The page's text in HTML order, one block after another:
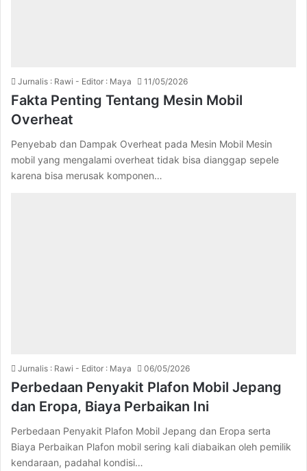
Jurnalis : Rawi - Editor : Maya 11/05/2026
Fakta Penting Tentang Mesin Mobil
Overheat
Penyebab dan Dampak Overheat pada Mesin Mobil Mesin
mobil yang mengalami overheat tidak bisa dianggap sepele
karena bisa merusak komponen…
Jurnalis : Rawi - Editor : Maya 06/05/2026
Perbedaan Penyakit Plafon Mobil Jepang
dan Eropa, Biaya Perbaikan Ini
Perbedaan Penyakit Plafon Mobil Jepang dan Eropa serta
Biaya Perbaikan Plafon mobil sering kali diabaikan oleh pemilik
kendaraan, padahal kondisi…